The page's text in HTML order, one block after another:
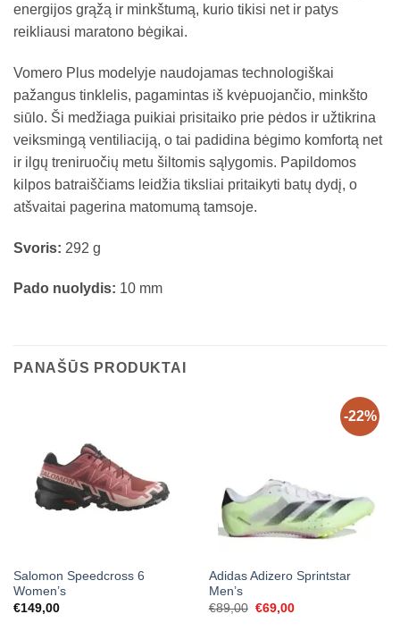
energijos grąžą ir minkštumą, kurio tikisi net ir patys
reikliausi maratono bėgikai.
Vomero Plus modelyje naudojamas technologiškai
pažangus tinklelis, pagamintas iš kvėpuojančio, minkšto
siūlo. Ši medžiaga puikiai prisitaiko prie pėdos ir užtikrina
veiksmingą ventiliaciją, o tai padidina bėgimo komfortą net
ir ilgų treniruočių metu šiltomis sąlygomis. Papildomos
kilpos batraiščiams leidžia tiksliai pritaikyti batų dydį, o
atšvaitai pagerina matomumą tamsoje.
Svoris: 292 g
Pado nuolydis: 10 mm
PANAŠŪS PRODUKTAI
Salomon Speedcross 6
Women’s
€149,00
-22%
Adidas Adizero Sprintstar
Men’s
€89,00 Original
price
€69,00Current